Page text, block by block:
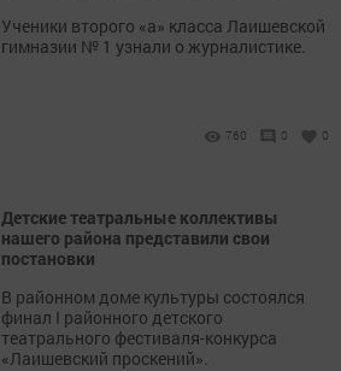
Ученики второго «а» класса Лаишевской
гимназии № 1 узнали о журналистике.
760 0 0
Детские театральные коллективы
нашего района представили свои
постановки
В районном доме культуры состоялся
финал I районного детского
театрального фестиваля-конкурса
«Лаишевский проскений».